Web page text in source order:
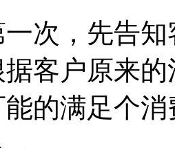
次，先告
客户原来
的满足个